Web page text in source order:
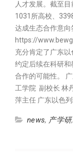
人才发展。截至
1031所高校、
达成生态合作意向
https://
充分肯定了广东
约定后续在科研
合作的可能性。
工学院 副校长 林
萍主任 广东以色
news, 产学研,